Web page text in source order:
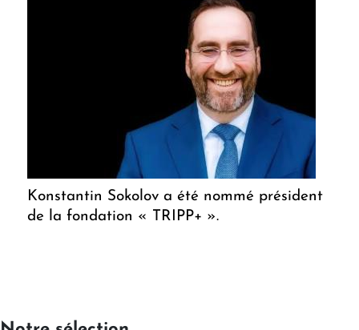
Konstantin Sokolov a été nommé président
de la fondation « TRIPP+ ».